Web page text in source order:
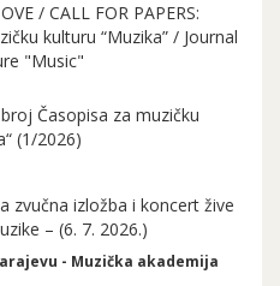
/ CALL FOR PAPERS:
kulturu “Muzika” / Journal
"Music"
Časopisa za muzičku
(1/2026)
zvučna izložba i koncert žive
– (6. 7. 2026.)
- Muzička akademija